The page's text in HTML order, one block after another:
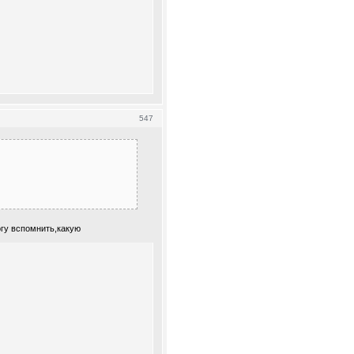
547
вспомнить,какую